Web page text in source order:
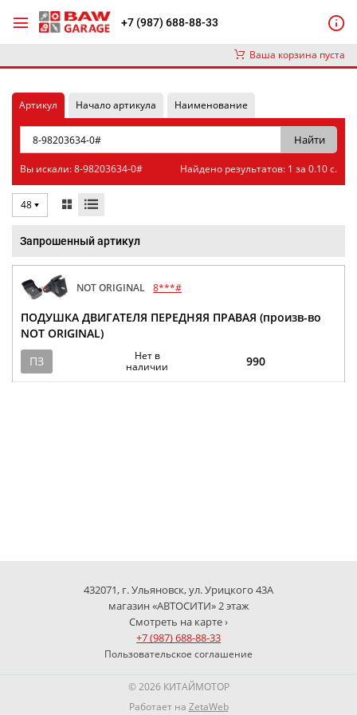
+7 (987) 688-88-33
Ваша корзина пуста
Артикул Начало артикула Наименование
Вы искали: 8-98203634-0# Найдено результатов: 1 за 0.10 с.
48
Запрошенный артикул
NOT ORIGINAL 8***#
ПОДУШКА ДВИГАТЕЛЯ ПЕРЕДНЯЯ ПРАВАЯ (произв-во
NOT ORIGINAL)
ПЗ
Нет в
наличии
990
432071, г. Ульяновск, ул. Урицкого 43А
магазин «АВТОСИТИ» 2 этаж
Смотреть на карте ›
+7 (987) 688-88-33
Пользовательское соглашение
© 2026 КИТАЙМОТОР
Работает на ZetaWeb